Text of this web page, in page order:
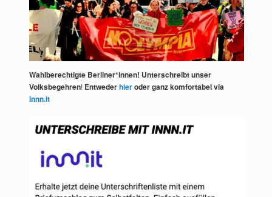
Wahlberechtigte Berliner*innen! Unterschreibt unser
Volksbegehren! Entwederhieroder ganz komfortabel via
Innn.it